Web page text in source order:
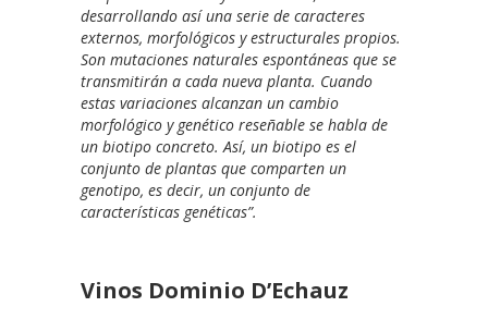
desarrollando así una serie de caracteres
externos, morfológicos y estructurales propios.
Son mutaciones naturales espontáneas que se
transmitirán a cada nueva planta. Cuando
estas variaciones alcanzan un cambio
morfológico y genético reseñable se habla de
un biotipo concreto. Así, un biotipo es el
conjunto de plantas que comparten un
genotipo, es decir, un conjunto de
características genéticas”.
Vinos Dominio D’Echauz